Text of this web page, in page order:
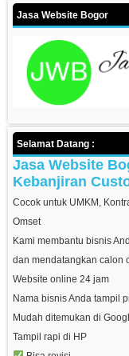
Jasa Website Bogor
Selamat Datang :
Jasa Website
Kebanjiran
Cocok untuk UMKM,
Omset
Kami membantu bisnis
dan mendatangkan calon
Website online 24 jam
Nama bisnis Anda tampil
Mudah ditemukan di
Tampil rapi di HP